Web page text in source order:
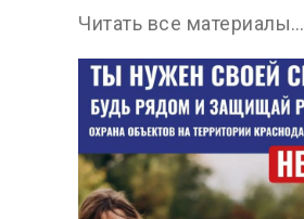
Читать все материалы…